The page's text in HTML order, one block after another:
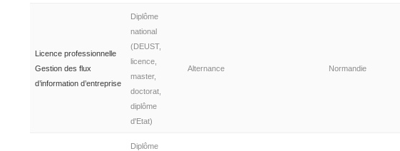
Licence professionnelle
Gestion des flux
d’information d’entreprise
Diplôme
national
(DEUST,
licence,
master,
doctorat,
diplôme
d'Etat)
Alternance Normandie
Diplôme